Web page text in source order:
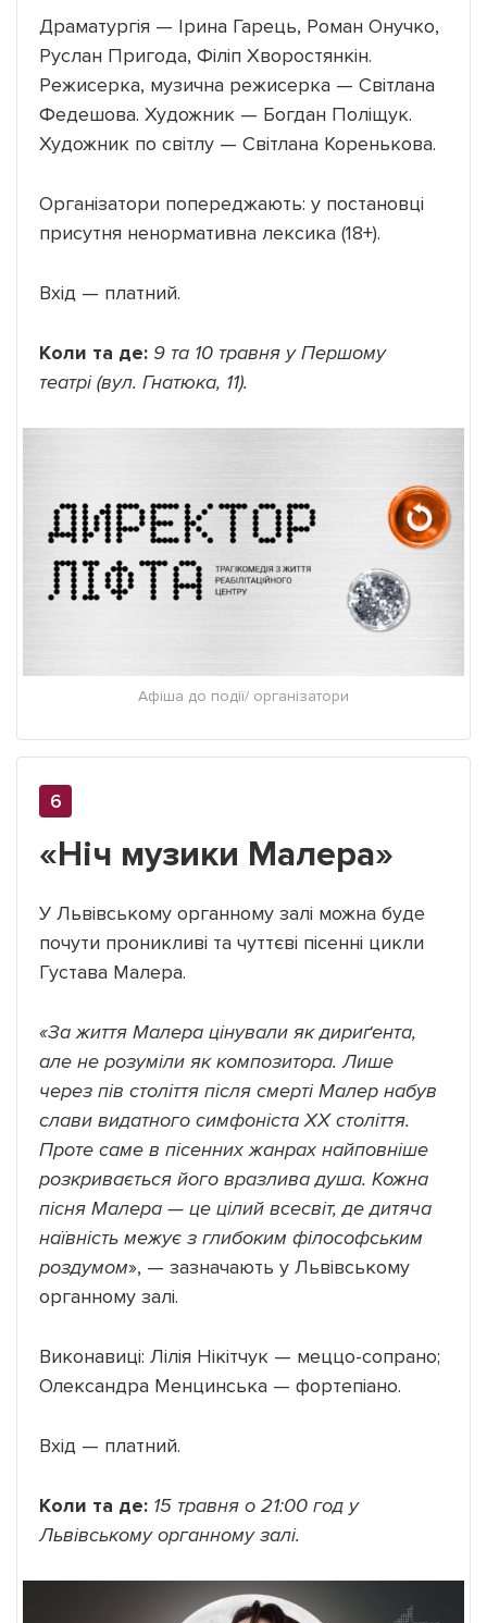
Драматургія — Ірина Гарець, Роман Онучко,
Руслан Пригода, Філіп Хворостянкін.
Режисерка, музична режисерка — Світлана
Федешова. Художник — Богдан Поліщук.
Художник по світлу — Світлана Коренькова.
Організатори попереджають: у постановці
присутня ненормативна лексика (18+).
Вхід — платний.
Коли та де: 9 та 10 травня у Першому
театрі (вул. Гнатюка, 11).
Афіша до події/ організатори
«Ніч музики Малера»
У Львівському органному залі можна буде
почути проникливі та чуттєві пісенні цикли
Густава Малера.
​«За життя Малера цінували як дириґента,
але не розуміли як композитора. Лише
через пів століття після смерті Малер набув
слави видатного симфоніста ХХ століття.
Проте саме в пісенних жанрах найповніше
розкривається його вразлива душа. Кожна
пісня Малера — це цілий всесвіт, де дитяча
наївність межує з глибоким філософським
роздумом», — зазначають у Львівському
органному залі.
Виконавиці: Лілія Нікітчук — меццо-сопрано;
Олександра Менцинська — фортепіано.
Вхід — платний.
Коли та де: 15 травня о 21:00 год у
Львівському органному залі.